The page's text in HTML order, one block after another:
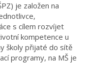
je založen na
s cílem rozvíjet
kompetence u
školy přijaté do sítě
programy, na MŠ je